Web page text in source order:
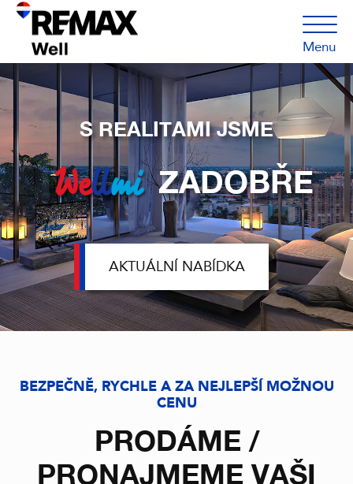
Menu
S REALITAMI JSME
ZADOBŘE
AKTUÁLNÍ NABÍDKA
BEZPEČNĚ, RYCHLE A ZA NEJLEPŠÍ MOŽNOU
CENU
PRODÁME /
PRONAJMEME VAŠI